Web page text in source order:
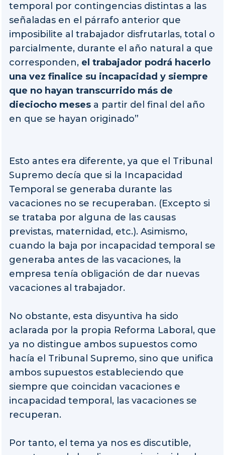
temporal por contingencias distintas a las
señaladas en el párrafo anterior que
imposibilite al trabajador disfrutarlas, total o
parcialmente, durante el año natural a que
corresponden, el trabajador podrá hacerlo
una vez finalice su incapacidad y siempre
que no hayan transcurrido más de
dieciocho meses a partir del final del año
en que se hayan originado”
Esto antes era diferente, ya que el Tribunal
Supremo decía que si la Incapacidad
Temporal se generaba durante las
vacaciones no se recuperaban. (Excepto si
se trataba por alguna de las causas
previstas, maternidad, etc.). Asimismo,
cuando la baja por incapacidad temporal se
generaba antes de las vacaciones, la
empresa tenía obligación de dar nuevas
vacaciones al trabajador.
No obstante, esta disyuntiva ha sido
aclarada por la propia Reforma Laboral, que
ya no distingue ambos supuestos como
hacía el Tribunal Supremo, sino que unifica
ambos supuestos estableciendo que
siempre que coincidan vacaciones e
incapacidad temporal, las vacaciones se
recuperan.
Por tanto, el tema ya nos es discutible,